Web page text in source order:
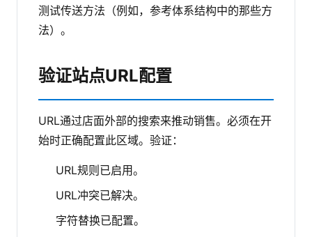
测试传送方法（例如，参考体系结构中的那些方
法）。
验证站点URL配置
URL通过店面外部的搜索来推动销售。必须在开
始时正确配置此区域。验证：
URL规则已启用。
URL冲突已解决。
字符替换已配置。